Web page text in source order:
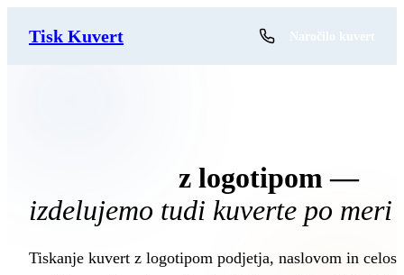
Tisk Kuvert Naročilo kuvert
z logotipom —
izdelujemo tudi kuverte po meri
Tiskanje kuvert z logotipom podjetja, naslovom in